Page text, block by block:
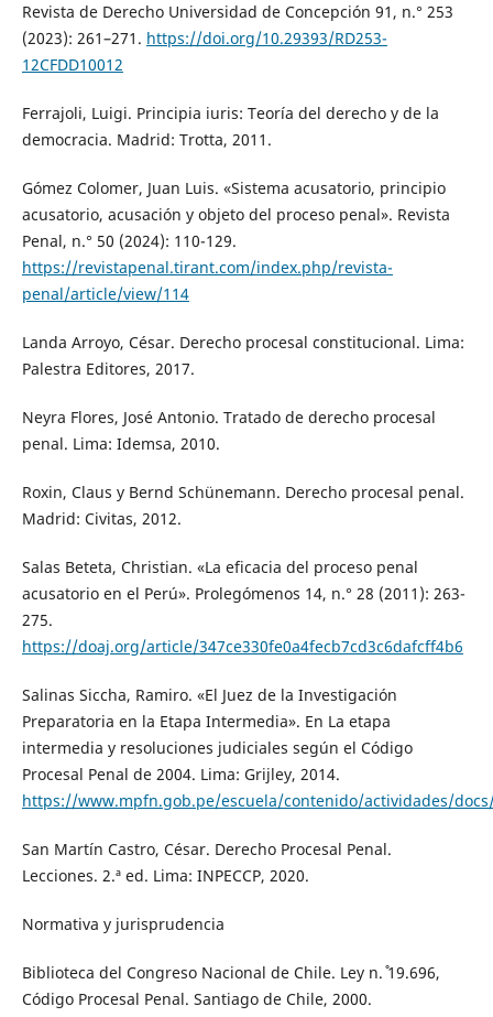
Revista de Derecho Universidad de Concepción 91, n.° 253
(2023): 261–271. https://doi.org/10.29393/RD253-
12CFDD10012
Ferrajoli, Luigi. Principia iuris: Teoría del derecho y de la
democracia. Madrid: Trotta, 2011.
Gómez Colomer, Juan Luis. «Sistema acusatorio, principio
acusatorio, acusación y objeto del proceso penal». Revista
Penal, n.° 50 (2024): 110-129.
https://revistapenal.tirant.com/index.php/revista-
penal/article/view/114
Landa Arroyo, César. Derecho procesal constitucional. Lima:
Palestra Editores, 2017.
Neyra Flores, José Antonio. Tratado de derecho procesal
penal. Lima: Idemsa, 2010.
Roxin, Claus y Bernd Schünemann. Derecho procesal penal.
Madrid: Civitas, 2012.
Salas Beteta, Christian. «La eficacia del proceso penal
acusatorio en el Perú». Prolegómenos 14, n.° 28 (2011): 263-
275.
https://doaj.org/article/347ce330fe0a4fecb7cd3c6dafcff4b6
Salinas Siccha, Ramiro. «El Juez de la Investigación
Preparatoria en la Etapa Intermedia». En La etapa
intermedia y resoluciones judiciales según el Código
Procesal Penal de 2004. Lima: Grijley, 2014.
https://www.mpfn.gob.pe/escuela/contenido/actividades/docs/
San Martín Castro, César. Derecho Procesal Penal.
Lecciones. 2.ª ed. Lima: INPECCP, 2020.
Normativa y jurisprudencia
Biblioteca del Congreso Nacional de Chile. Ley n.˚ 19.696,
Código Procesal Penal. Santiago de Chile, 2000.